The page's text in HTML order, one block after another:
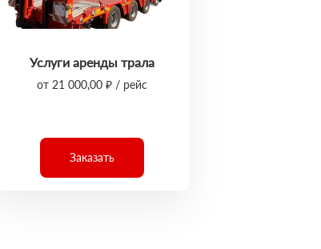
Услуги аренды трала
от 21 000,00 ₽ / рейс
Заказать